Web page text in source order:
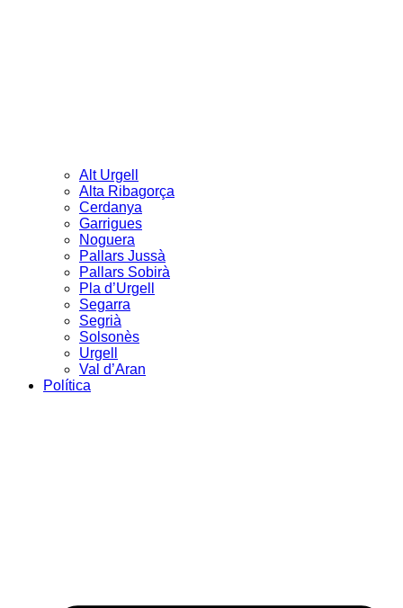
Alt Urgell
Alta Ribagorça
Cerdanya
Garrigues
Noguera
Pallars Jussà
Pallars Sobirà
Pla d’Urgell
Segarra
Segrià
Solsonès
Urgell
Val d’Aran
Política